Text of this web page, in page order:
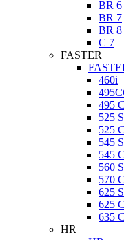
BR 6
BR 7
BR 8
C 7
FASTER
460i
495
525
525
545
545
560
570
625
625
635
HR